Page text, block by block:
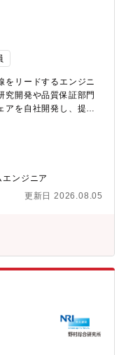
ると、 まるで大学の
名で構成されており、
す。案件対応は基本
働しています。?入社
を組み、少しずつ業
クライアント対応に向
ます?業務のスタイル技
ライアントへの説明や
の場合) 残業10時間程
昼食（社員食堂）
14:00 クライアントの
をリードするエンジニ
究開発や品質保証部門
アを自社開発し、提案
ション事業を立ち上げ
力となる技術職を募集
課（同一部署には営業
メージング設計・最適
やC++による既存ラ
検証・運用テスト【魅
化することで、クライ
れがないと業務が回
感を感じます。?新しい
してみるときや、初
けでなく、検査装置な
くわく感を味わうこ
さ 難しい画像解析で
ると、 まるで大学の
す。【働く環境】当
ンジニア
更新日 2026.08.05